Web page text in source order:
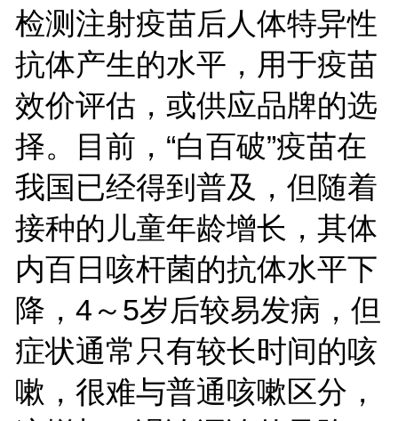
检测注射疫苗后人体特异性
抗体产生的水平，用于疫苗
效价评估，或供应品牌的选
择。目前，“白百破”疫苗在
我国已经得到普及，但随着
接种的儿童年龄增长，其体
内百日咳杆菌的抗体水平下
降，4～5岁后较易发病，但
症状通常只有较长时间的咳
嗽，很难与普通咳嗽区分，